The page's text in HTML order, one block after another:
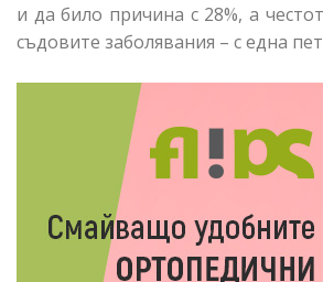
и да било причина с 28%, а
съдовите заболявания – с една